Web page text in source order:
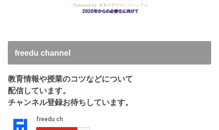
freedu channel
教育情報や授業のコツなどについて
配信しています。
チャンネル登録お待ちしています。